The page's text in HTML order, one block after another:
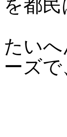
を都民
たい
ーズ